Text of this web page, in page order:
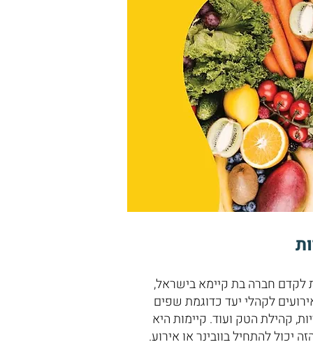
לקדם חברה בת קיימא בישראל,
לקהלי יעד כדוגמת שפים
קהילת הטק ועוד. קיימות היא
יכול להתחיל בוובינר או אירוע.